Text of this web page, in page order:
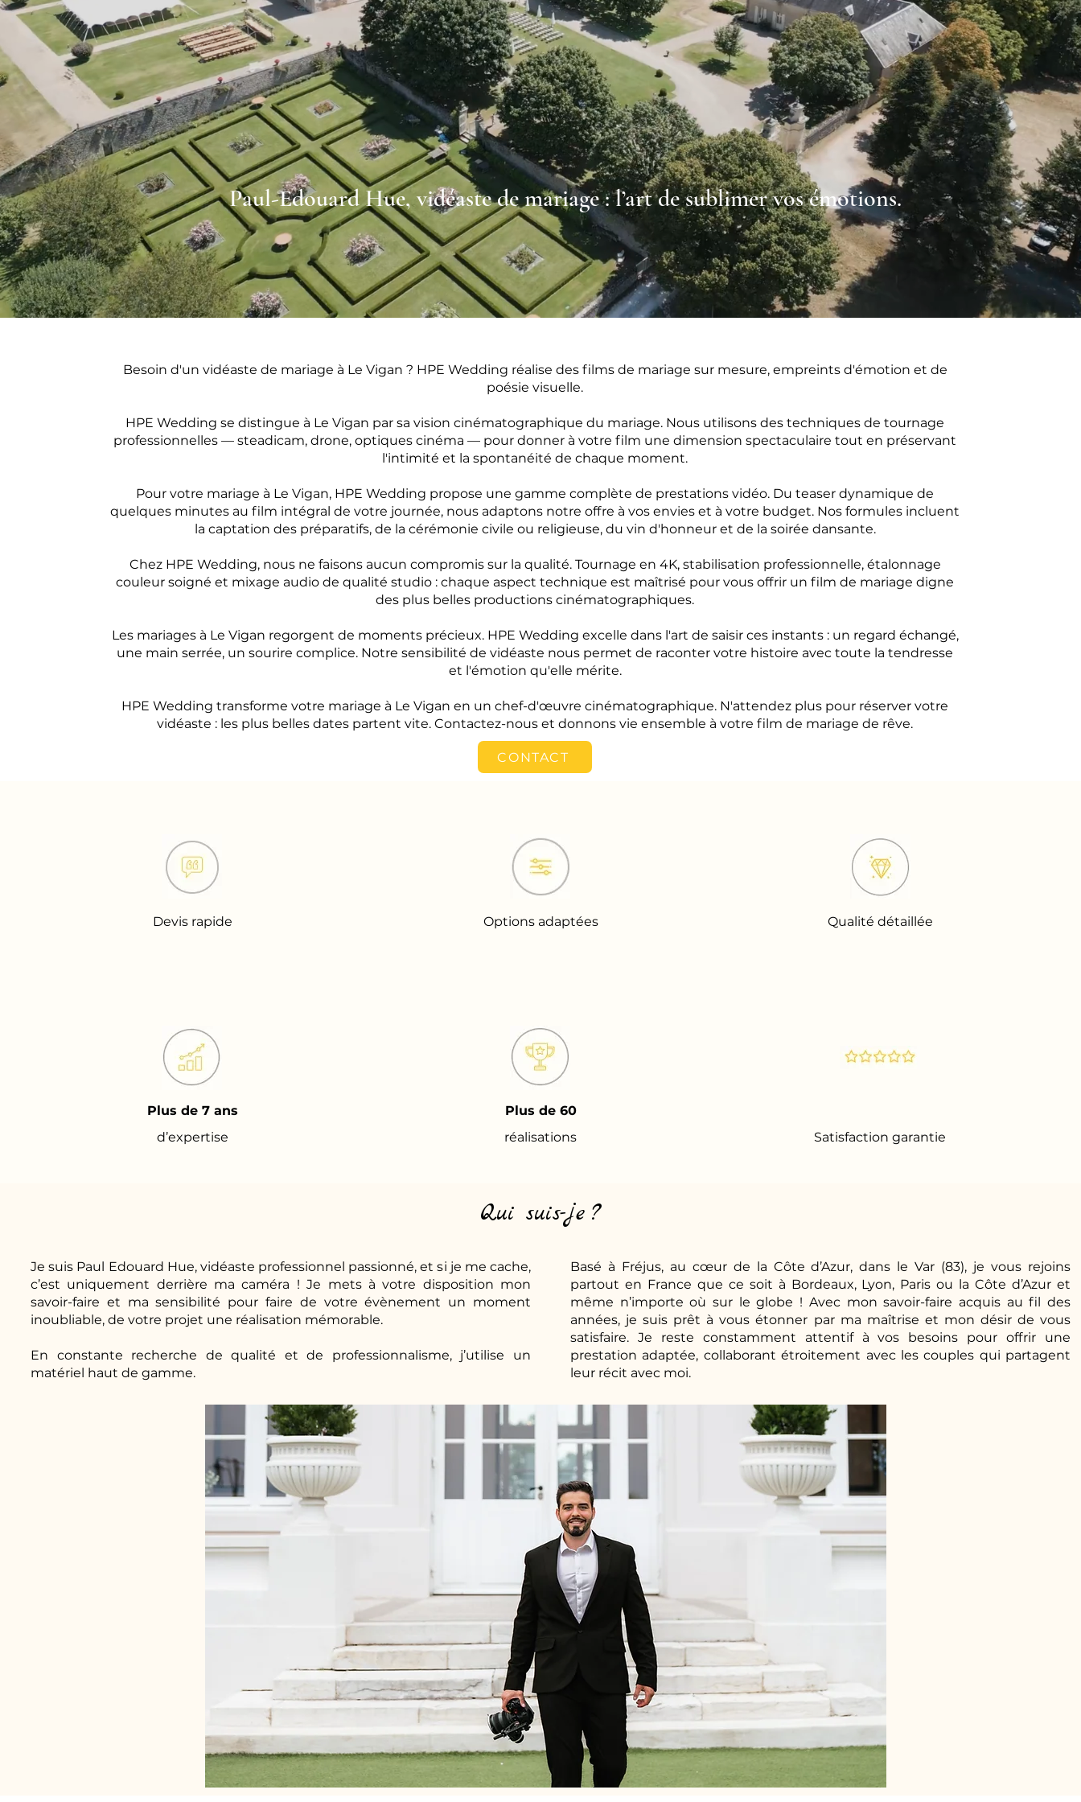
Paul-Edouard Hue, vidéaste de mariage : l’art de sublimer vos émotions.
Besoin d'un vidéaste de mariage à Le Vigan ? HPE Wedding réalise des films de mariage sur mesure, empreints d'émotion et de
poésie visuelle.
HPE Wedding se distingue à Le Vigan par sa vision cinématographique du mariage. Nous utilisons des techniques de tournage
professionnelles — steadicam, drone, optiques cinéma — pour donner à votre film une dimension spectaculaire tout en préservant
l'intimité et la spontanéité de chaque moment.
Pour votre mariage à Le Vigan, HPE Wedding propose une gamme complète de prestations vidéo. Du teaser dynamique de
quelques minutes au film intégral de votre journée, nous adaptons notre offre à vos envies et à votre budget. Nos formules incluent
la captation des préparatifs, de la cérémonie civile ou religieuse, du vin d'honneur et de la soirée dansante.
Chez HPE Wedding, nous ne faisons aucun compromis sur la qualité. Tournage en 4K, stabilisation professionnelle, étalonnage
couleur soigné et mixage audio de qualité studio : chaque aspect technique est maîtrisé pour vous offrir un film de mariage digne
des plus belles productions cinématographiques.
Les mariages à Le Vigan regorgent de moments précieux. HPE Wedding excelle dans l'art de saisir ces instants : un regard échangé,
une main serrée, un sourire complice. Notre sensibilité de vidéaste nous permet de raconter votre histoire avec toute la tendresse
et l'émotion qu'elle mérite.
HPE Wedding transforme votre mariage à Le Vigan en un chef-d'œuvre cinématographique. N'attendez plus pour réserver votre
vidéaste : les plus belles dates partent vite. Contactez-nous et donnons vie ensemble à votre film de mariage de rêve.
CONTACT
Devis rapide
Plus de 7 ans
d’expertise
Options adaptées Qualité détaillée
Plus de 60
réalisations
Satisfaction garantie
Qui suis-je ?
Je suis Paul Edouard Hue, vidéaste professionnel passionné, et si je me cache,
c’est uniquement derrière ma caméra ! Je mets à votre disposition mon
savoir-faire et ma sensibilité pour faire de votre évènement un moment
inoubliable, de votre projet une réalisation mémorable.
En constante recherche de qualité et de professionnalisme, j’utilise un
matériel haut de gamme.
Basé à Fréjus, au cœur de la Côte d’Azur, dans le Var (83), je vous rejoins
partout en France que ce soit à Bordeaux, Lyon, Paris ou la Côte d’Azur et
même n’importe où sur le globe ! Avec mon savoir-faire acquis au fil des
années, je suis prêt à vous étonner par ma maîtrise et mon désir de vous
satisfaire. Je reste constamment attentif à vos besoins pour offrir une
prestation adaptée, collaborant étroitement avec les couples qui partagent
leur récit avec moi.